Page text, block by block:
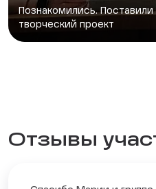
Познакомились.
творческий проект
Отзывы